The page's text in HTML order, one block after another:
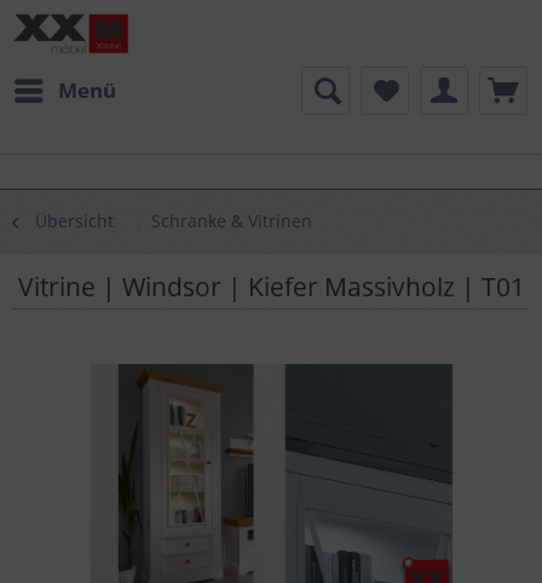
Menü
Übersicht Schränke & Vitrinen
Vitrine | Windsor | Kiefer Massivholz | T01